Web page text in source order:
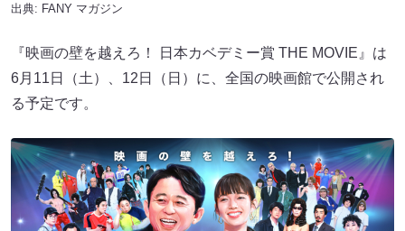
出典: FANY マガジン
『映画の壁を越えろ！ 日本カベデミー賞 THE MOVIE』は
6月11日（土）、12日（日）に、全国の映画館で公開され
る予定です。